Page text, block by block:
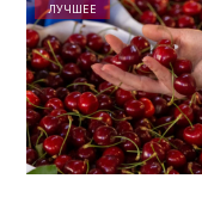
ЛУЧШЕЕ